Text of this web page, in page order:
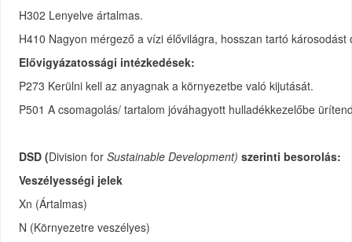
H302 Lenyelve ártalmas.
H410 Nagyon mérgező a vízi élővilágra, hosszan tartó károsodást
Elővigyázatossági intézkedések:
P273 Kerülni kell az anyagnak a környezetbe való kijutását.
P501 A csomagolás/ tartalom jóváhagyott hulladékkezelőbe
DSD (Division for Sustainable Development) szerinti besorolás:
Veszélyességi jelek
Xn (Ártalmas)
N (Környezetre veszélyes)